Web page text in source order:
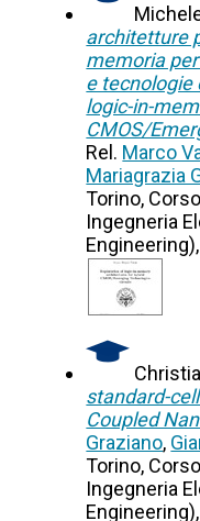
architetture
memoria
e tecnologie
logic-in-
CMOS/
Rel. Marco
Mariagrazia
Torino,
Ingegneria
standard-
Coupled
Graziano,
Torino,
Ingegneria